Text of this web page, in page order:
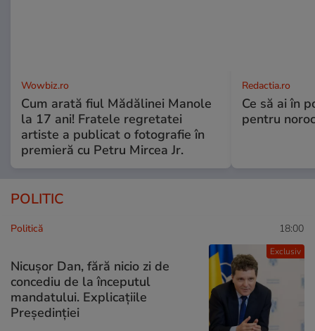
Wowbiz.ro
Cum arată fiul Mădălinei Manole
la 17 ani! Fratele regretatei
artiste a publicat o fotografie în
premieră cu Petru Mircea Jr.
Redactia.ro
Ce să ai în
pentru
POLITIC
Exclusiv
Politică 18:00
Nicușor Dan, fără nicio zi de
concediu de la începutul
mandatului. Explicațiile
Președinției